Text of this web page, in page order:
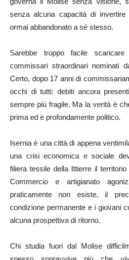
senza alcuna capacità di
ormai abbandonato a sé stesso.
Sarebbe troppo facile
commissari straordinari nominati
Certo, dopo 17 anni di
occhi di tutti: debiti ancora
sempre più fragile. Ma la verità è
prima ed è profondamente politico.
Isernia è una città di appena
una crisi economica e sociale
filiera tessile della Ittierre il
Commercio e artigianato
praticamente non esiste, il
condizione permanente e i giovani
alcuna prospettiva di ritorno.
Chi studia fuori dal Molise